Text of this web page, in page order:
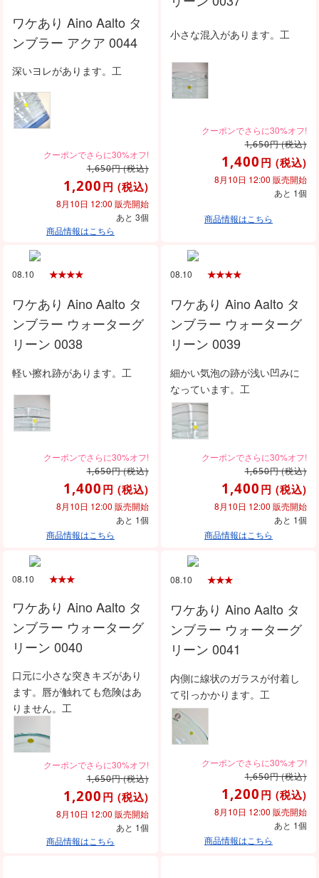
ワケあり Aino Aalto タ
ンブラー アクア 0044
深いヨレがあります。工
1,650円(税込)
1,200円 (税込)
8月10日 12:00 販売開始
あと 3個
商品情報はこちら
小さな混入があります。工
1,650円(税込)
1,400円 (税込)
8月10日 12:00 販売開始
あと 1個
商品情報はこちら
08.10
ワケあり Aino Aalto タ
ンブラー ウォーターグ
リーン 0038
軽い擦れ跡があります。工
1,650円(税込)
1,400円 (税込)
8月10日 12:00 販売開始
あと 1個
商品情報はこちら
08.10
ワケあり Aino Aalto タ
ンブラー ウォーターグ
リーン 0039
細かい気泡の跡が浅い凹みに
なっています。工
1,650円(税込)
1,400円 (税込)
8月10日 12:00 販売開始
あと 1個
商品情報はこちら
08.10
ワケあり Aino Aalto タ
ンブラー ウォーターグ
リーン 0040
口元に小さな突きキズがあり
ます。唇が触れても危険はあ
りません。工
1,650円(税込)
1,200円 (税込)
8月10日 12:00 販売開始
あと 1個
商品情報はこちら
08.10
ワケあり Aino Aalto タ
ンブラー ウォーターグ
リーン 0041
内側に線状のガラスが付着し
て引っかかります。工
1,650円(税込)
1,200円 (税込)
8月10日 12:00 販売開始
あと 1個
商品情報はこちら